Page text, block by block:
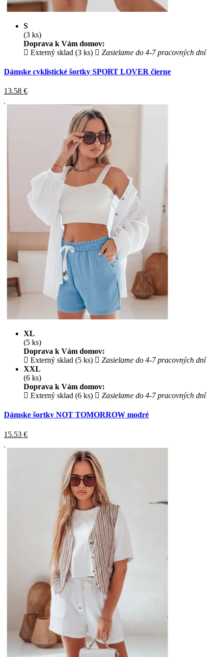
S
(3 ks)
Doprava k Vám domov:
Externý sklad (3 ks)
Zasielame do 4-7 pracovných dní
Dámske cyklistické šortky SPORT LOVER čierne
13.58 €
XL
(5 ks)
Doprava k Vám domov:
Externý sklad (5 ks)
Zasielame do 4-7 pracovných dní
XXL
(6 ks)
Doprava k Vám domov:
Externý sklad (6 ks)
Zasielame do 4-7 pracovných dní
Dámske šortky NOT TOMORROW modré
15.53 €